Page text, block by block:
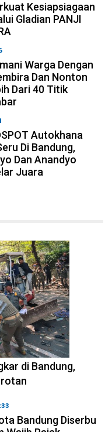
Kesiapsiagaan
Gladian PANJI
Warga Dengan
Dan Nonton
Dari 40 Titik
Autokhana
Di Bandung,
Dan Anandyo
Juara
di Bandung,
Bandung Diserbu